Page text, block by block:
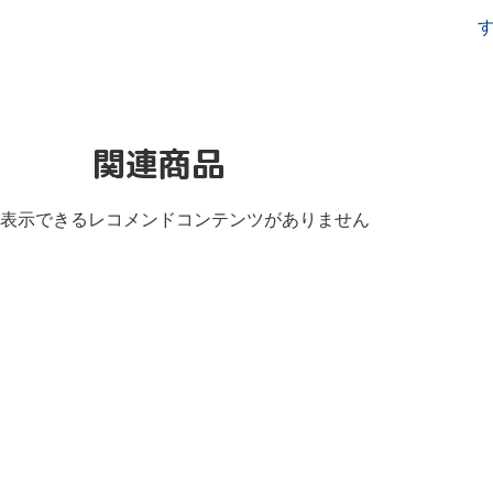
関連商品
表示できるレコメンドコンテンツがありません